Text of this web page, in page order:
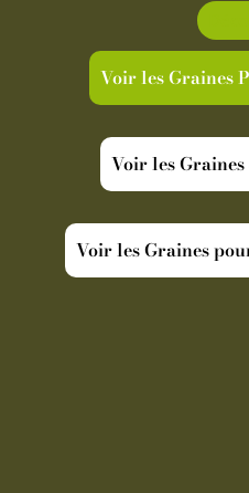
Voir les Graines
Voir les Graines
Voir les Graines